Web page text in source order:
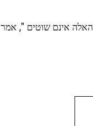
אינם שוטים ", אמר